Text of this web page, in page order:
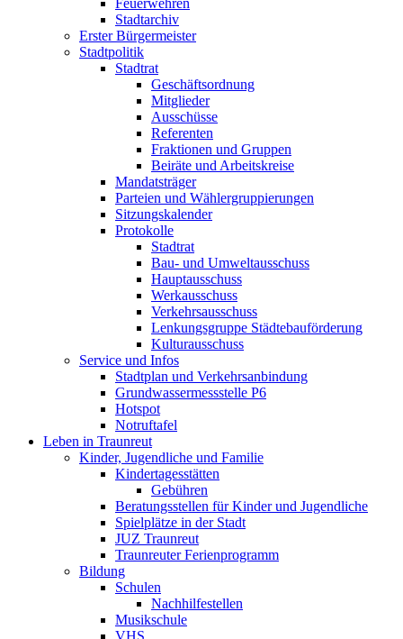
Feuerwehren
Stadtarchiv
Erster Bürgermeister
Stadtpolitik
Stadtrat
Geschäftsordnung
Mitglieder
Ausschüsse
Referenten
Fraktionen und Gruppen
Beiräte und Arbeitskreise
Mandatsträger
Parteien und Wählergruppierungen
Sitzungskalender
Protokolle
Stadtrat
Bau- und Umweltausschuss
Hauptausschuss
Werkausschuss
Verkehrsausschuss
Lenkungsgruppe Städtebauförderung
Kulturausschuss
Service und Infos
Stadtplan und Verkehrsanbindung
Grundwassermessstelle P6
Hotspot
Notruftafel
Leben in Traunreut
Kinder, Jugendliche und Familie
Kindertagesstätten
Gebühren
Beratungsstellen für Kinder und Jugendliche
Spielplätze in der Stadt
JUZ Traunreut
Traunreuter Ferienprogramm
Bildung
Schulen
Nachhilfestellen
Musikschule
VHS